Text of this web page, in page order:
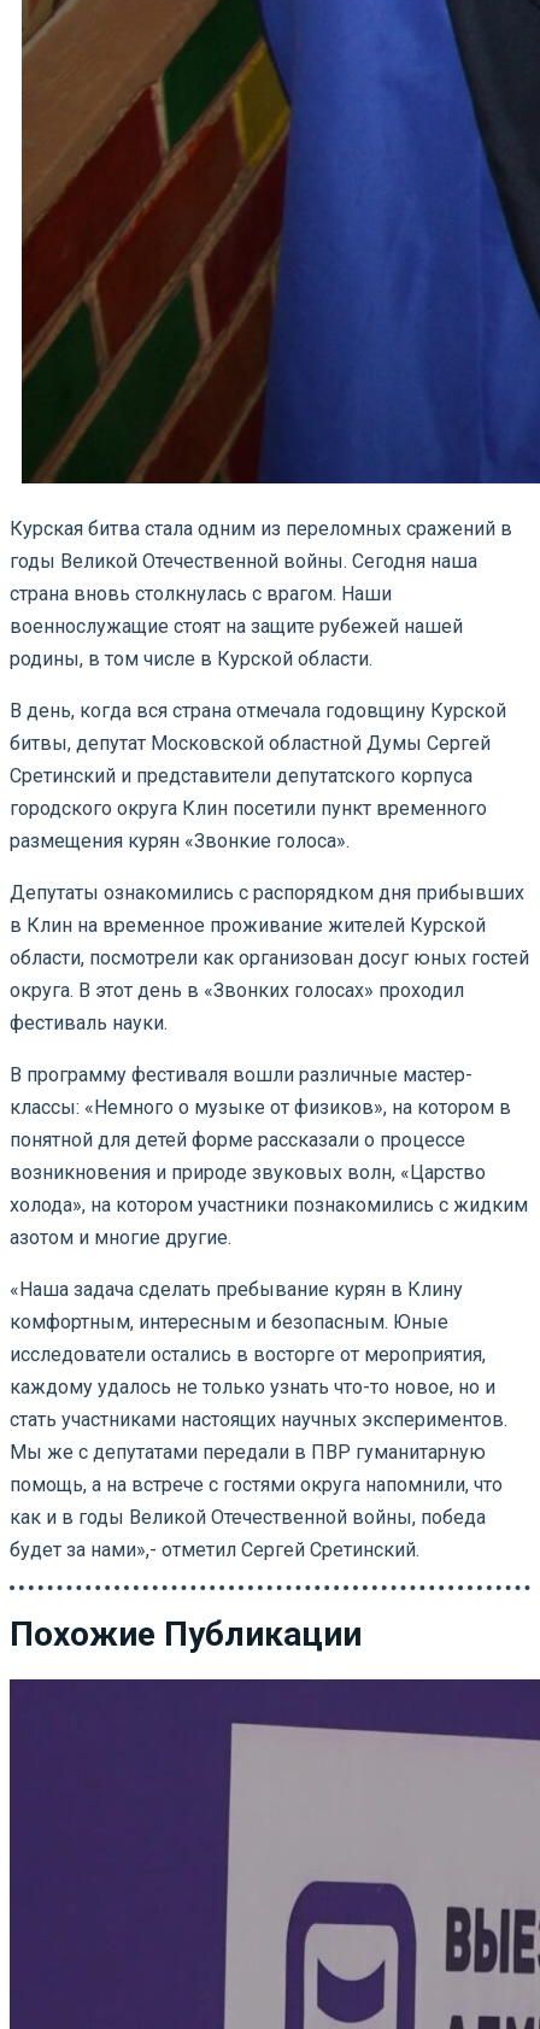
Курская битва стала одним из переломных сражений в
годы Великой Отечественной войны. Сегодня наша
страна вновь столкнулась с врагом. Наши
военнослужащие стоят на защите рубежей нашей
родины, в том числе в Курской области.
В день, когда вся страна отмечала годовщину Курской
битвы, депутат Московской областной Думы Сергей
Сретинский и представители депутатского корпуса
городского округа Клин посетили пункт временного
размещения курян «Звонкие голоса».
Депутаты ознакомились с распорядком дня прибывших
в Клин на временное проживание жителей Курской
области, посмотрели как организован досуг юных гостей
округа. В этот день в «Звонких голосах» проходил
фестиваль науки.
В программу фестиваля вошли различные мастер-
классы: «Немного о музыке от физиков», на котором в
понятной для детей форме рассказали о процессе
возникновения и природе звуковых волн, «Царство
холода», на котором участники познакомились с жидким
азотом и многие другие.
«Наша задача сделать пребывание курян в Клину
комфортным, интересным и безопасным. Юные
исследователи остались в восторге от мероприятия,
каждому удалось не только узнать что-то новое, но и
стать участниками настоящих научных экспериментов.
Мы же с депутатами передали в ПВР гуманитарную
помощь, а на встрече с гостями округа напомнили, что
как и в годы Великой Отечественной войны, победа
будет за нами»,- отметил Сергей Сретинский.
Похожие Публикации